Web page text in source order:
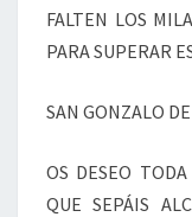
FALTEN LOS
PARA SUPERAR
SAN GONZALO
OS DESEO
QUE SEPÁIS